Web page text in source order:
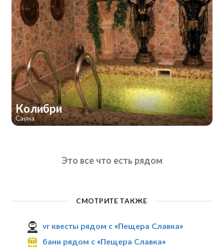
Колибри
Сауна
Это все что есть рядом
СМОТРИТЕ ТАКЖЕ
vr квесты рядом с «Пещера Славка»
бани рядом с «Пещера Славка»